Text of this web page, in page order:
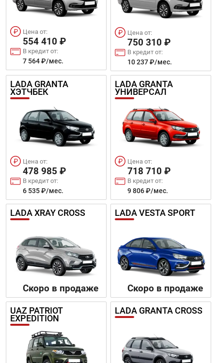
Цена от:
554 410 ₽
В кредит от:
7 564 ₽/мес.
Цена от:
750 310 ₽
В кредит от:
10 237 ₽/мес.
LADA GRANTA
ХЭТЧБЕК
Цена от:
478 985 ₽
В кредит от:
6 535 ₽/мес.
LADA GRANTA
УНИВЕРСАЛ
Цена от:
718 710 ₽
В кредит от:
9 806 ₽/мес.
LADA XRAY CROSS
Скоро в продаже
LADA VESTA SPORT
Скоро в продаже
UAZ PATRIOT
EXPEDITION
LADA GRANTA CROSS